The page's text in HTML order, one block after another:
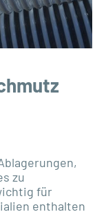
zu
für
enthalten